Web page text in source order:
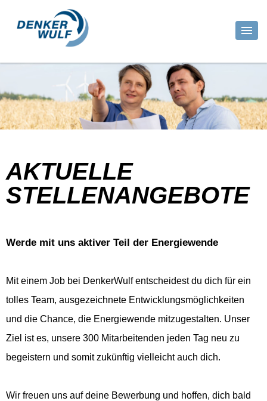
AKTUELLE
STELLENANGEBOTE
Werde mit uns aktiver Teil der Energiewende
Mit einem Job bei DenkerWulf entscheidest du dich für ein
tolles Team, ausgezeichnete Entwicklungsmöglichkeiten
und die Chance, die Energiewende mitzugestalten. Unser
Ziel ist es, unsere 300 Mitarbeitenden jeden Tag neu zu
begeistern und somit zukünftig vielleicht auch dich.
Wir freuen uns auf deine Bewerbung und hoffen, dich bald